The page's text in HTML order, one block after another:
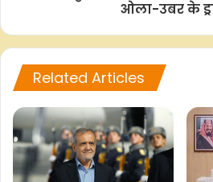
ओला-उबर के
Related Articles